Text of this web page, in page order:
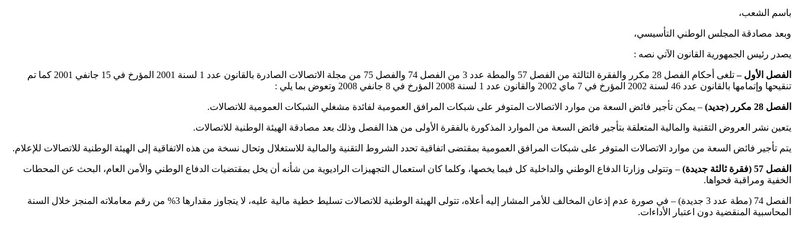
باسم الشعب،
وبعد مصادقة المجلس الوطني التأسيسي،
يصدر رئيس الجمهورية القانون الآتي نصه :
الفصل الأول –
تلغى أحكام الفصل 28 مكرر والفقرة الثالثة من الفصل 57 والمطة عدد 3 من الفصل 74 والفصل 75 من مجلة الاتصالات الصادرة بالقانون عدد 1 لسنة 2001 المؤرخ في 15 جانفي 2001 كما تم
تنقيحها وإتمامها بالقانون عدد 46 لسنة 2002 المؤرخ في 7 ماي 2002 والقانون عدد 1 لسنة 2008 المؤرخ في 8 جانفي 2008 وتعوض بما يلي :
الفصل 28 مكرر (جديد) – يمكن تأجير فائض السعة من موارد الاتصالات المتوفر على شبكات المرافق العمومية لفائدة مشغلي الشبكات العمومية للاتصالات.
يتعين نشر العروض التقنية والمالية المتعلقة بتأجير فائض السعة من الموارد المذكورة بالفقرة الأولى من هذا الفصل وذلك بعد مصادقة الهيئة الوطنية للاتصالات.
يتم تأجير فائض السعة من موارد الاتصالات المتوفر على شبكات المرافق العمومية بمقتضى اتفاقية تحدد الشروط التقنية والمالية للاستغلال وتحال نسخة من هذه الاتفاقية إلى الهيئة الوطنية للاتصالات للإعلام.
الفصل 57 (فقرة ثالثة جديدة)
– وتتولى وزارتا الدفاع الوطني والداخلية كل فيما يخصها، وكلما كان استعمال التجهيزات الراديوية من شأنه أن يخل بمقتضيات الدفاع الوطني والأمن العام، البحث عن المحطات
الخفية ومراقبة فحواها.
الفصل 74 (مطة عدد 3 جديدة) – في صورة عدم إذعان المخالف للأمر المشار إليه أعلاه، تتولى الهيئة الوطنية للاتصالات تسليط خطية مالية عليه، لا يتجاوز مقدارها 3% من رقم معاملاته المنجز خلال السنة
المحاسبية المنقضية دون اعتبار الأداءات.